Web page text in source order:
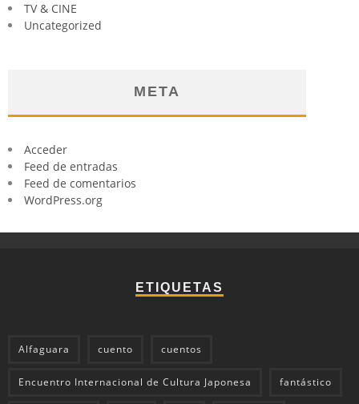
TV & CINE
Uncategorized
META
Acceder
Feed de entradas
Feed de comentarios
WordPress.org
ETIQUETAS
Alfaguara cuento cuentos
Encuentro Internacional de Cultura Japonesa fantástico